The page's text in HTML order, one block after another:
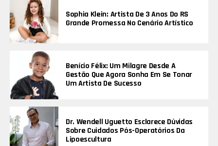
Sophia Klein: Artista De 3 Anos Do RS
Grande Promessa No Cenário Artístico
Benício Félix: Um Milagre Desde A
Gestão Que Agora Sonha Em Se Tonar
Um Artista De Sucesso
Dr. Wendell Uguetto Esclarece Dúvidas
Sobre Cuidados Pós-Operatórios Da
Lipoescultura